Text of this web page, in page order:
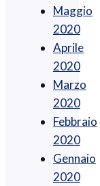
Maggio
2020
Aprile
2020
Marzo
2020
Febbraio
2020
Gennaio
2020